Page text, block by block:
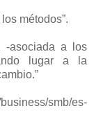
métodos”.
-asociada a los
lugar a la
smb/es-